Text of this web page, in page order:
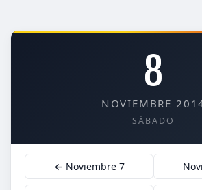
8
NOVIEMBRE
SÁBADO
← Noviembre 7